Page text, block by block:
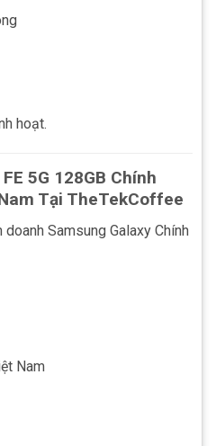
hoạt.
5G 128GB Chính
Tại TheTekCoffee
Samsung Galaxy Chính
Nam